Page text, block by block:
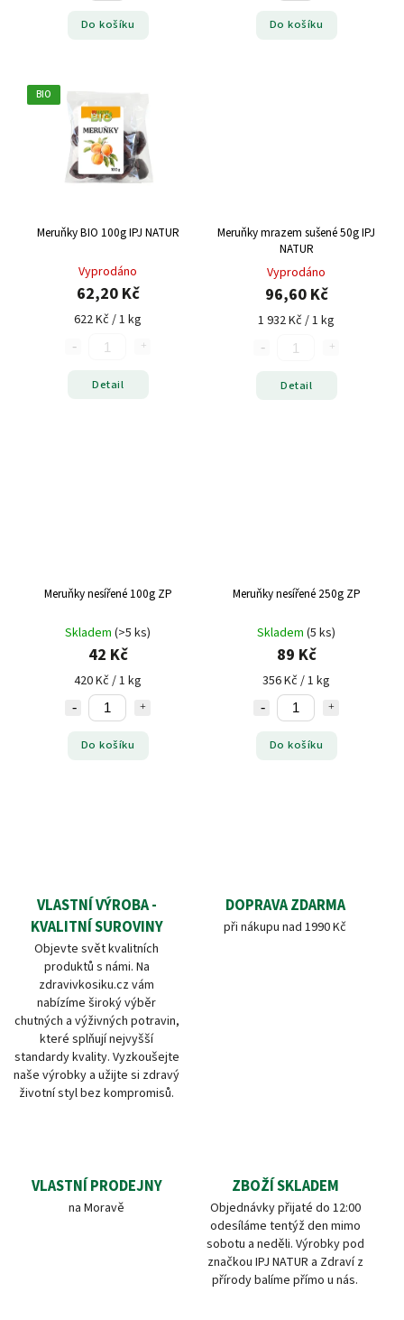
Do košíku Do košíku
BIO
Meruňky BIO 100g IPJ NATUR
Vyprodáno
62,20 Kč
622 Kč / 1 kg
Detail
Meruňky mrazem sušené 50g IPJ
NATUR
Vyprodáno
96,60 Kč
1 932 Kč / 1 kg
Detail
Meruňky nesířené 100g ZP
Skladem (>5 ks)
42 Kč
420 Kč / 1 kg
Do košíku
Meruňky nesířené 250g ZP
Skladem (5 ks)
89 Kč
356 Kč / 1 kg
Do košíku
VLASTNÍ VÝROBA -
KVALITNÍ SUROVINY
Objevte svět kvalitních
produktů s námi. Na
zdravivkosiku.cz vám
nabízíme široký výběr
chutných a výživných potravin,
které splňují nejvyšší
standardy kvality. Vyzkoušejte
naše výrobky a užijte si zdravý
životní styl bez kompromisů.
DOPRAVA ZDARMA
při nákupu nad 1990 Kč
VLASTNÍ PRODEJNY
na Moravě
ZBOŽÍ SKLADEM
Objednávky přijaté do 12:00
odesíláme tentýž den mimo
sobotu a neděli. Výrobky pod
značkou IPJ NATUR a Zdraví z
přírody balíme přímo u nás.